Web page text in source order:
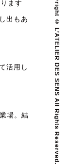
ます
出もあ
活用し
場。結 Copyright © L’ATELIER DES SENS All Rights Reserved.